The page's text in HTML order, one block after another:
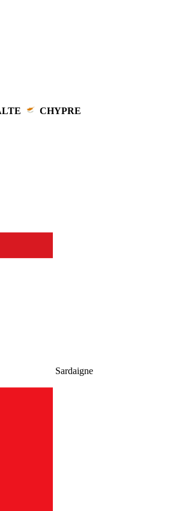
CHYPRE
Sardaigne